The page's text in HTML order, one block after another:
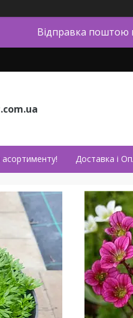
Відправка поштою
Доставка і